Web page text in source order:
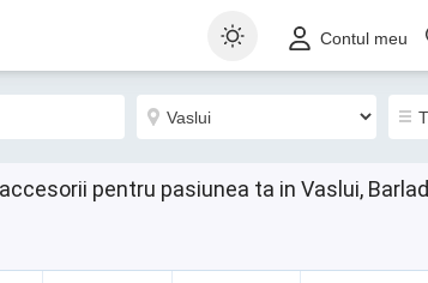
Contul meu
pentru pasiunea ta in Vaslui, Barlad
Sortează